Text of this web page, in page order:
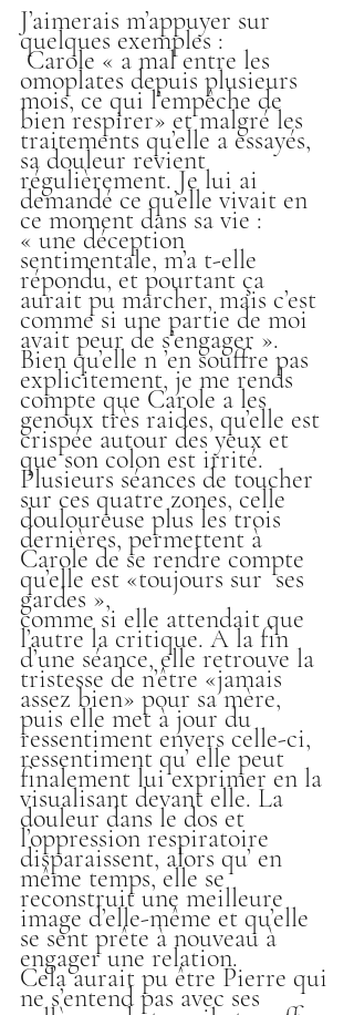
J’aimerais m’appuyer sur
quelques exemples :
omoplates depuis plusieurs
mois, ce qui l’empêche de
bien respirer» et malgré les
traitements qu’elle a essayés,
sa douleur revient
régulièrement. Je lui ai
demandé ce qu’elle vivait en
ce moment dans sa vie :
« une déception
sentimentale, m’a t-elle
répondu, et pourtant ça
aurait pu marcher, mais c’est
comme si une partie de moi
avait peur de s’engager ».
Bien qu’elle n ’en souffre pas
explicitement, je me rends
compte que Carole a les
genoux très raides, qu’elle est
crispée autour des yeux et
que son colon est irrité.
Plusieurs séances de toucher
sur ces quatre zones, celle
douloureuse plus les trois
dernières, permettent à
Carole de se rendre compte
qu’elle est «toujours sur  ses
gardes »,
comme si elle attendait que
l’autre la critique. A la fin
d’une séance, elle retrouve la
tristesse de n’être «jamais
assez bien» pour sa mère,
puis elle met à jour du
ressentiment envers celle-ci,
ressentiment qu’ elle peut
finalement lui exprimer en la
visualisant devant elle. La
douleur dans le dos et
l’oppression respiratoire
disparaissent, alors qu’ en
même temps, elle se
reconstruit une meilleure
image d’elle-même et qu’elle
se sent prête à nouveau à
engager une relation.
Cela aurait pu être Pierre qui
ne s’entend pas avec ses